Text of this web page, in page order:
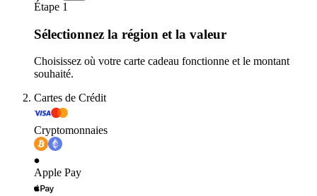
Étape 1
Sélectionnez la région et la valeur
Choisissez où votre carte cadeau fonctionne et le montant
souhaité.
Cartes de Crédit
Cryptomonnaies
Apple Pay